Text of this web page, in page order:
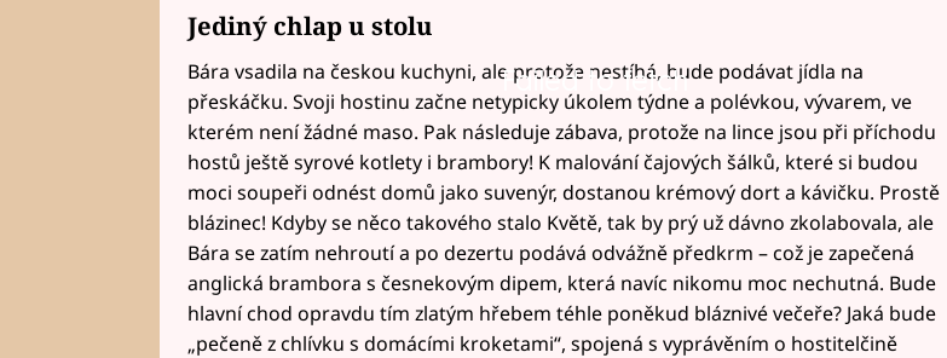
Jediný chlap u stolu
Failed to fetch
Bára vsadila na českou kuchyni, ale protože nestíhá, bude podávat jídla na
přeskáčku. Svoji hostinu začne netypicky úkolem týdne a polévkou, vývarem, ve
kterém není žádné maso. Pak následuje zábava, protože na lince jsou při příchodu
hostů ještě syrové kotlety i brambory! K malování čajových šálků, které si budou
moci soupeři odnést domů jako suvenýr, dostanou krémový dort a kávičku. Prostě
blázinec! Kdyby se něco takového stalo Květě, tak by prý už dávno zkolabovala, ale
Bára se zatím nehroutí a po dezertu podává odvážně předkrm – což je zapečená
anglická brambora s česnekovým dipem, která navíc nikomu moc nechutná. Bude
hlavní chod opravdu tím zlatým hřebem téhle poněkud bláznivé večeře? Jaká bude
„pečeně z chlívku s domácími kroketami“, spojená s vyprávěním o hostitelčině